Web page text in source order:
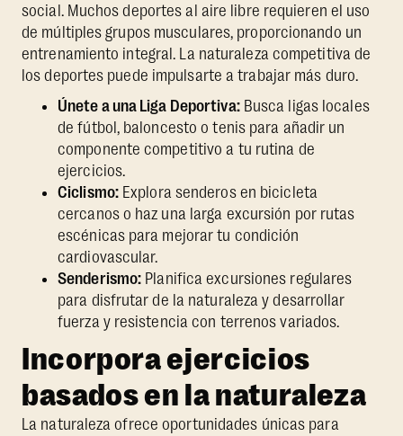
social. Muchos deportes al aire libre requieren el uso
de múltiples grupos musculares, proporcionando un
entrenamiento integral. La naturaleza competitiva de
los deportes puede impulsarte a trabajar más duro.
Únete a una Liga Deportiva:Busca ligas locales
de fútbol, baloncesto o tenis para añadir un
componente competitivo a tu rutina de
ejercicios.
Ciclismo:Explora senderos en bicicleta
cercanos o haz una larga excursión por rutas
escénicas para mejorar tu condición
cardiovascular.
Senderismo: Planifica excursiones regulares
para disfrutar de la naturaleza y desarrollar
fuerza y resistencia con terrenos variados.
Incorpora ejercicios
basados en la naturaleza
La naturaleza ofrece oportunidades únicas para